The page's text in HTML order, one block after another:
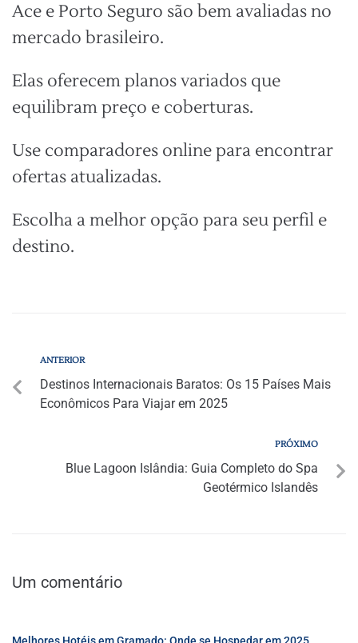
Ace e Porto Seguro são bem avaliadas no
mercado brasileiro.
Elas oferecem planos variados que
equilibram preço e coberturas.
Use comparadores online para encontrar
ofertas atualizadas.
Escolha a melhor opção para seu perfil e
destino.
ANTERIOR
Destinos Internacionais Baratos: Os 15 Países Mais
Econômicos Para Viajar em 2025
PRÓXIMO
Blue Lagoon Islândia: Guia Completo do Spa
Geotérmico Islandês
Um comentário